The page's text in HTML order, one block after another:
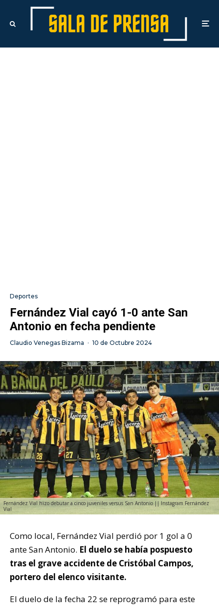
Deportes
Fernández Vial cayó 1-0 ante San
Antonio en fecha pendiente
Claudio Venegas Bizama · 10 de Octubre 2024
Fernández Vial hizo debutar a cinco juveniles versus San Antonio || Instagram Fernández
Vial
Como local, Fernández Vial perdió por 1 gol a 0
ante San Antonio. El duelo se había pospuesto
tras el grave accidente de Cristóbal Campos,
portero del elenco visitante.
El duelo de la fecha 22 se reprogramó para este